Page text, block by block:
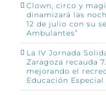
Clown, circo y
dinamizará las
12 de julio con su
Ambulantes”
La IV Jornada
Zaragoza recauda
mejorando el
Educación Especial